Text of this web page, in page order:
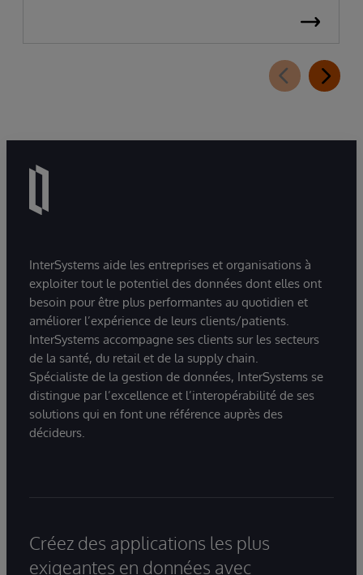
InterSystems aide les entreprises et organisations à
exploiter tout le potentiel des données dont elles ont
besoin pour être plus performantes au quotidien et
améliorer l’expérience de leurs clients/patients.
InterSystems accompagne ses clients sur les secteurs
de la santé, du retail et de la supply chain.
Spécialiste de la gestion de données, InterSystems se
distingue par l’excellence et l’interopérabilité de ses
solutions qui en font une référence auprès des
décideurs.
Créez des applications les plus
exigeantes en données avec